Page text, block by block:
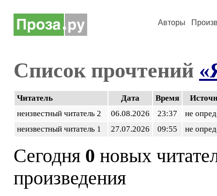
Авторы
Список прочтений
Читатель Дата Время
неизвестный читатель 2
06.08.2026 23:37
не
неизвестный читатель 1
27.07.2026 09:55 не
Сегодня 0 новых
произведения